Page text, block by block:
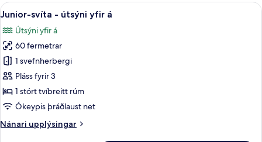
baðker
(City
View)
stórt
rúm
gott
aðgengi
baðker
(City
View)
Skoða
allar
myndir
fyrir
Junior-
svíta
-
útsýni
á
Junior-svíta - útsýni yfir á | Rúmföt
9
Junior-svíta - útsýni yfir á
Útsýni yfir á
60 fermetrar
1 svefnherbergi
Pláss fyrir 3
1 stórt tvíbreitt rúm
Ókeypis þráðlaust net
Nánari upplýsingar
Nánari